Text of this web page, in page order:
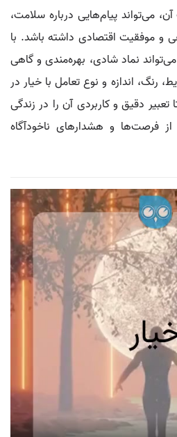
می‌تواند پیام‌هایی درباره سلامت،
و موفقیت اقتصادی داشته باشد. با
نماد شادی، بهره‌مندی و گاهی
رنگ، اندازه و نوع تعامل با خیار در
دقیق و کاربردی آن را در زندگی
فرصت‌ها و هشدارهای ناخودآگاه